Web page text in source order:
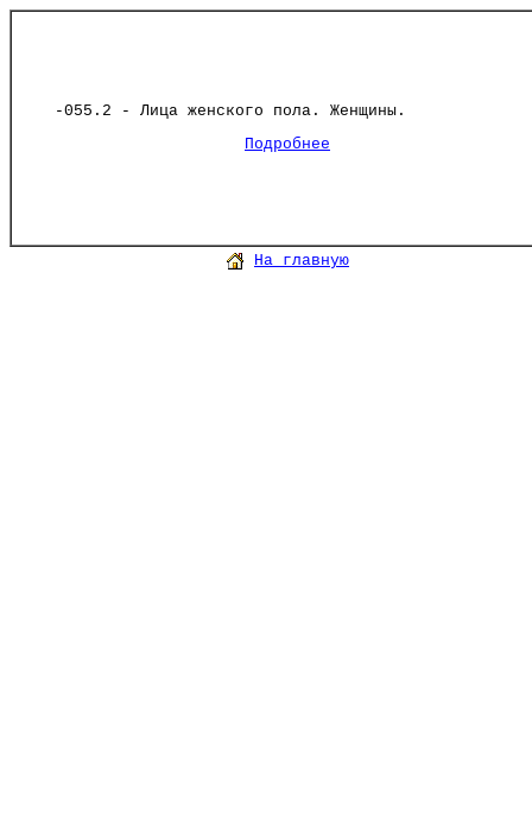
-055.2 - Лица женского пола. Женщины.
Подробнее
На главную